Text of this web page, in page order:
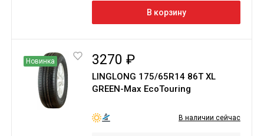
В корзину
Новинка 3270 ₽
LINGLONG 175/65R14 86T XL
GREEN-Max EcoTouring
В наличии сейчас